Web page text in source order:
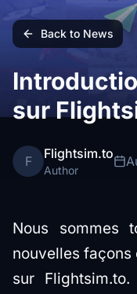
Back to News
sur
F Flightsim.to
Author
Nous sommes
nouvelles
sur